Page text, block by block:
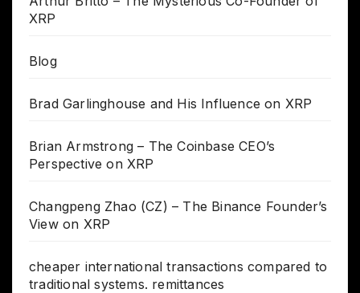
XRP
Blog
Brad Garlinghouse and His Influence on XRP
Brian Armstrong – The Coinbase CEO’s
Perspective on XRP
Changpeng Zhao (CZ) – The Binance Founder’s
View on XRP
cheaper international transactions compared to
traditional systems. remittances